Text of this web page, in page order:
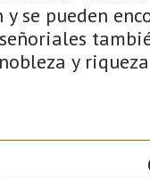
se pueden
y